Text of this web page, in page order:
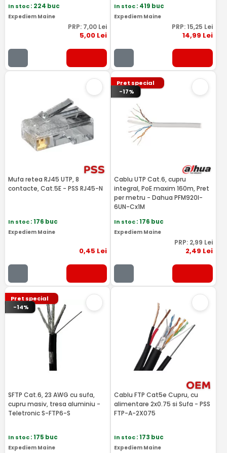
In stoc: 224 buc
Expediem Maine
PRP: 7,00Lei
5,00Lei
In stoc: 419 buc
Expediem Maine
PRP: 15,25 Lei
14,99 Lei
Mufa retea RJ45 UTP, 8
contacte, Cat.5E - PSS RJ45-N
In stoc: 176 buc
Expediem Maine
0,45 Lei
Pret special
-17%
Cablu UTP Cat.6, cupru
integral, PoE maxim 160m, Pret
per metru - Dahua PFM920I-
6UN-Cx1M
In stoc: 176 buc
Expediem Maine
PRP: 2,99 Lei
2,49 Lei
Pret special
-14%
SFTP Cat.6, 23 AWG cu sufa,
cupru masiv, tresa aluminiu -
Teletronic S-FTP6-S
In stoc: 175 buc
Expediem Maine
Cablu FTP Cat5e Cupru, cu
alimentare 2x0.75 si Sufa - PSS
FTP-A-2X075
In stoc: 173 buc
Expediem Maine